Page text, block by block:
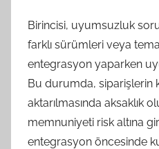
Birincisi, uyumsuzluk
farklı sürümleri veya
entegrasyon yaparken
Bu durumda, siparişlerin
aktarılmasında aksaklık
memnuniyeti risk altına
entegrasyon öncesinde